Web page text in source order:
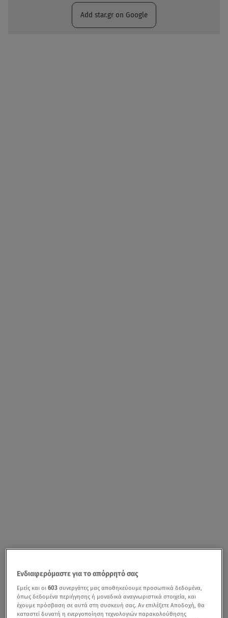
Add star.gr on Google
Ενδιαφερόμαστε για το απόρρητό σας
Εμείς και οι603 συνεργάτες μας αποθηκεύουμε προσωπικά δεδομένα,
όπως δεδομένα περιήγησης ή μοναδικά αναγνωριστικά στοιχεία, και
έχουμε πρόσβαση σε αυτά στη συσκευή σας. Αν επιλέξετε Αποδοχή, θα
καταστεί δυνατή η ενεργοποίηση τεχνολογιών παρακολούθησης